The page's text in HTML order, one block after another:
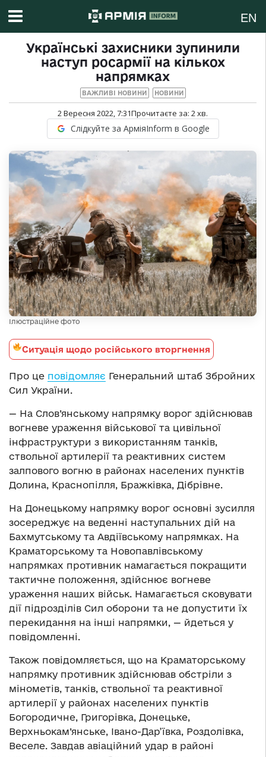
EN
Українські захисники зупинили
наступ росармії на кількох
напрямках
ВАЖЛИВІ НОВИНИ НОВИНИ
2 Вересня 2022, 7:31Прочитаєте за: 2хв.
Слідкуйте за АрміяInform в Google
Ілюстраційне фото
Ситуація щодо російського вторгнення
Про це повідомляє Генеральний штаб Збройних
Сил України.
— На Слов’янському напрямку ворог здійснював
вогневе ураження військової та цивільної
інфраструктури з використанням танків,
ствольної артилерії та реактивних систем
залпового вогню в районах населених пунктів
Долина, Краснопілля, Бражківка, Дібрівне.
На Донецькому напрямку ворог основні зусилля
зосереджує на веденні наступальних дій на
Бахмутському та Авдіївському напрямках. На
Краматорському та Новопавлівському
напрямках противник намагається покращити
тактичне положення, здійснює вогневе
ураження наших військ. Намагається сковувати
дії підрозділів Сил оборони та не допустити їх
перекидання на інші напрямки, — йдеться у
повідомленні.
Також повідомляється, що на Краматорському
напрямку противник здійснював обстріли з
мінометів, танків, ствольної та реактивної
артилерії у районах населених пунктів
Богородичне, Григорівка, Донецьке,
Верхньокам’янське, Івано-Дар’ївка, Роздолівка,
Веселе. Завдав авіаційний удар в районі